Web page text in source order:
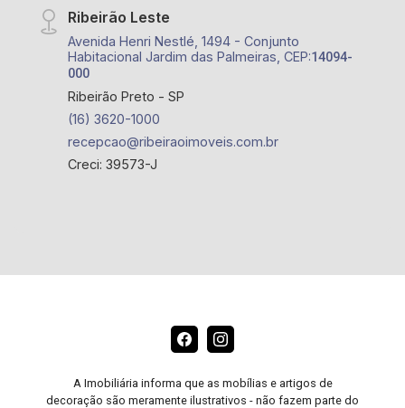
Ribeirão Leste
Avenida Henri Nestlé, 1494 - Conjunto
Habitacional Jardim das Palmeiras, CEP:14094-
000
Ribeirão Preto - SP
(16) 3620-1000
recepcao@ribeiraoimoveis.com.br
Creci: 39573-J
A Imobiliária informa que as mobílias e artigos de
decoração são meramente ilustrativos - não fazem parte do